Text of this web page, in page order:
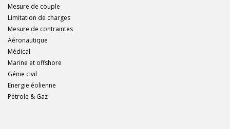
Mesure de couple
Limitation de charges
Mesure de contraintes
Aéronautique
Médical
Marine et offshore
Génie civil
Energie éolienne
Pétrole & Gaz